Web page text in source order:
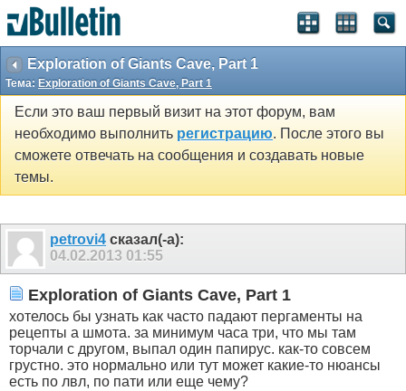
Exploration of Giants Cave, Part 1
Тема: Exploration of Giants Cave, Part 1
Если это ваш первый визит на этот форум, вам
необходимо выполнить регистрацию. После этого вы
сможете отвечать на сообщения и создавать новые
темы.
petrovi4 сказал(-а):
04.02.2013 01:55
Exploration of Giants Cave, Part 1
хотелось бы узнать как часто падают пергаменты на
рецепты а шмота. за минимум часа три, что мы там
торчали с другом, выпал один папирус. как-то совсем
грустно. это нормально или тут может какие-то нюансы
есть по лвл, по пати или еще чему?